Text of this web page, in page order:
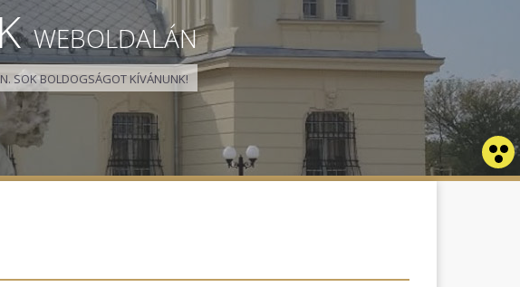
WEBOLDALÁN
SOK BOLDOGSÁGOT KÍVÁNUNK!